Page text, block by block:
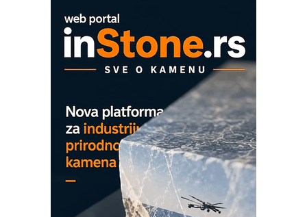
COMBYPACK
EVOKS Maintenance Management
ROSA i SCHUNK podižu proizvodnju
Detekcija različitih oblika